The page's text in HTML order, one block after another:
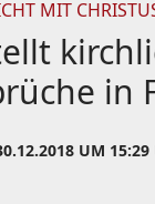
MIT
in
UM 15:29